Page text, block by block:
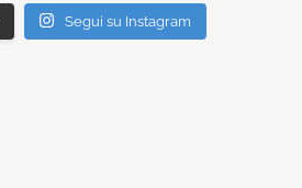
Segui su Instagram